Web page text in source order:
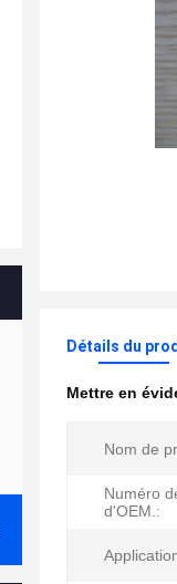
Détails du
Mettre en
Nom de
Numéro
d'OEM.: